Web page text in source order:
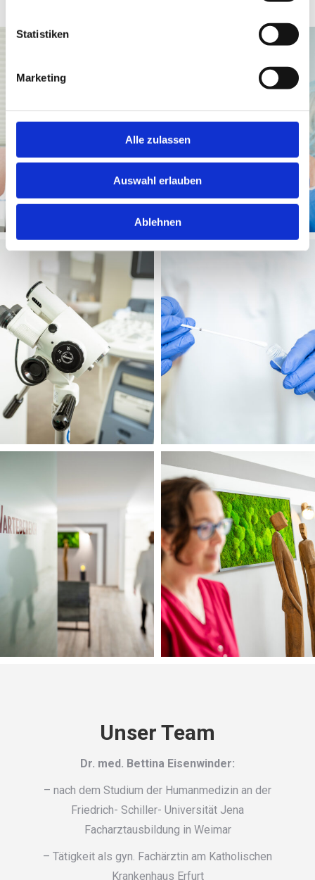
Statistiken
Marketing
Alle zulassen
Auswahl erlauben
Ablehnen
Unser Team
Dr. med. Bettina Eisenwinder:
– nach dem Studium der Humanmedizin an der
Friedrich- Schiller- Universität Jena
Facharztausbildung in Weimar
– Tätigkeit als gyn. Fachärztin am Katholischen
Krankenhaus Erfurt